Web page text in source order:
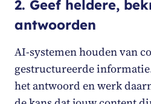
2. Geef heldere,
antwoorden
AI-systemen houden van
gestructureerde
het antwoord en werk